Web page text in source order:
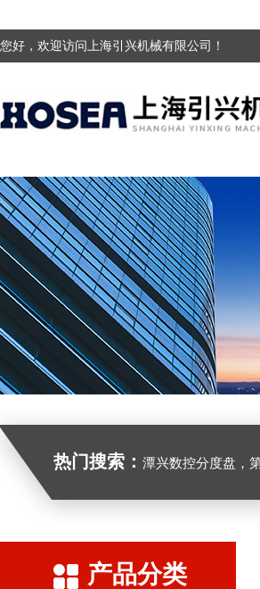
您好，欢迎访问上海引兴机械有限公司！
热门搜索： 潭兴数控分度盘，第
产品分类